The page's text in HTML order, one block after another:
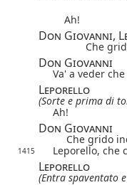
Ah!
Don Giovanni,
Che
Don Giovanni
Va' a veder
Leporello
(Sorte e prima di
Ah!
Don Giovanni
Che grido
1415 Leporello, che
Leporello
(Entra spaventato